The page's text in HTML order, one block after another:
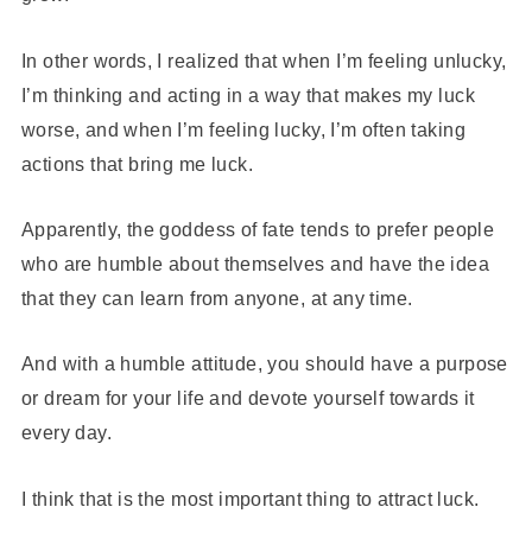
In other words, I realized that when I’m feeling unlucky,
I’m thinking and acting in a way that makes my luck
worse, and when I’m feeling lucky, I’m often taking
actions that bring me luck.
Apparently, the goddess of fate tends to prefer people
who are humble about themselves and have the idea
that they can learn from anyone, at any time.
And with a humble attitude, you should have a purpose
or dream for your life and devote yourself towards it
every day.
I think that is the most important thing to attract luck.